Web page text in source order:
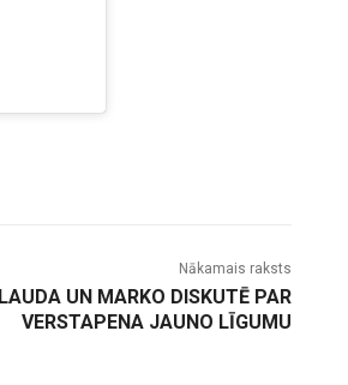
Nākamais raksts
LAUDA UN MARKO DISKUTĒ PAR
VERSTAPENA JAUNO LĪGUMU